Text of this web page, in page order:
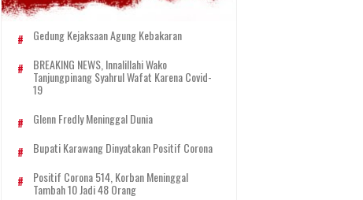
Gedung Kejaksaan Agung Kebakaran
BREAKING NEWS, Innalillahi Wako
Tanjungpinang Syahrul Wafat Karena Covid-
19
Glenn Fredly Meninggal Dunia
Bupati Karawang Dinyatakan Positif Corona
Positif Corona 514, Korban Meninggal
Tambah 10 Jadi 48 Orang